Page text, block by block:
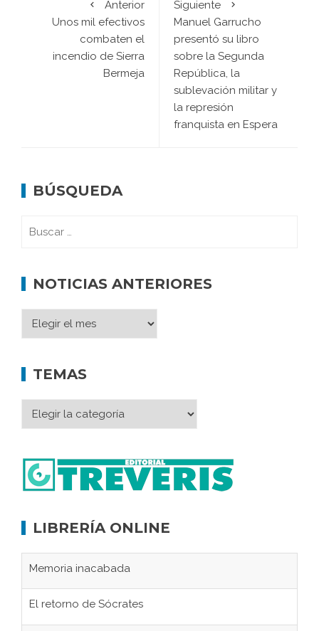
Anterior
Unos mil efectivos
combaten el
incendio de Sierra
Bermeja
Siguiente
Manuel Garrucho
presentó su libro
sobre la Segunda
República, la
sublevación militar y
la represión
franquista en Espera
BÚSQUEDA
NOTICIAS ANTERIORES
TEMAS
LIBRERÍA ONLINE
Memoria inacabada
El retorno de Sócrates